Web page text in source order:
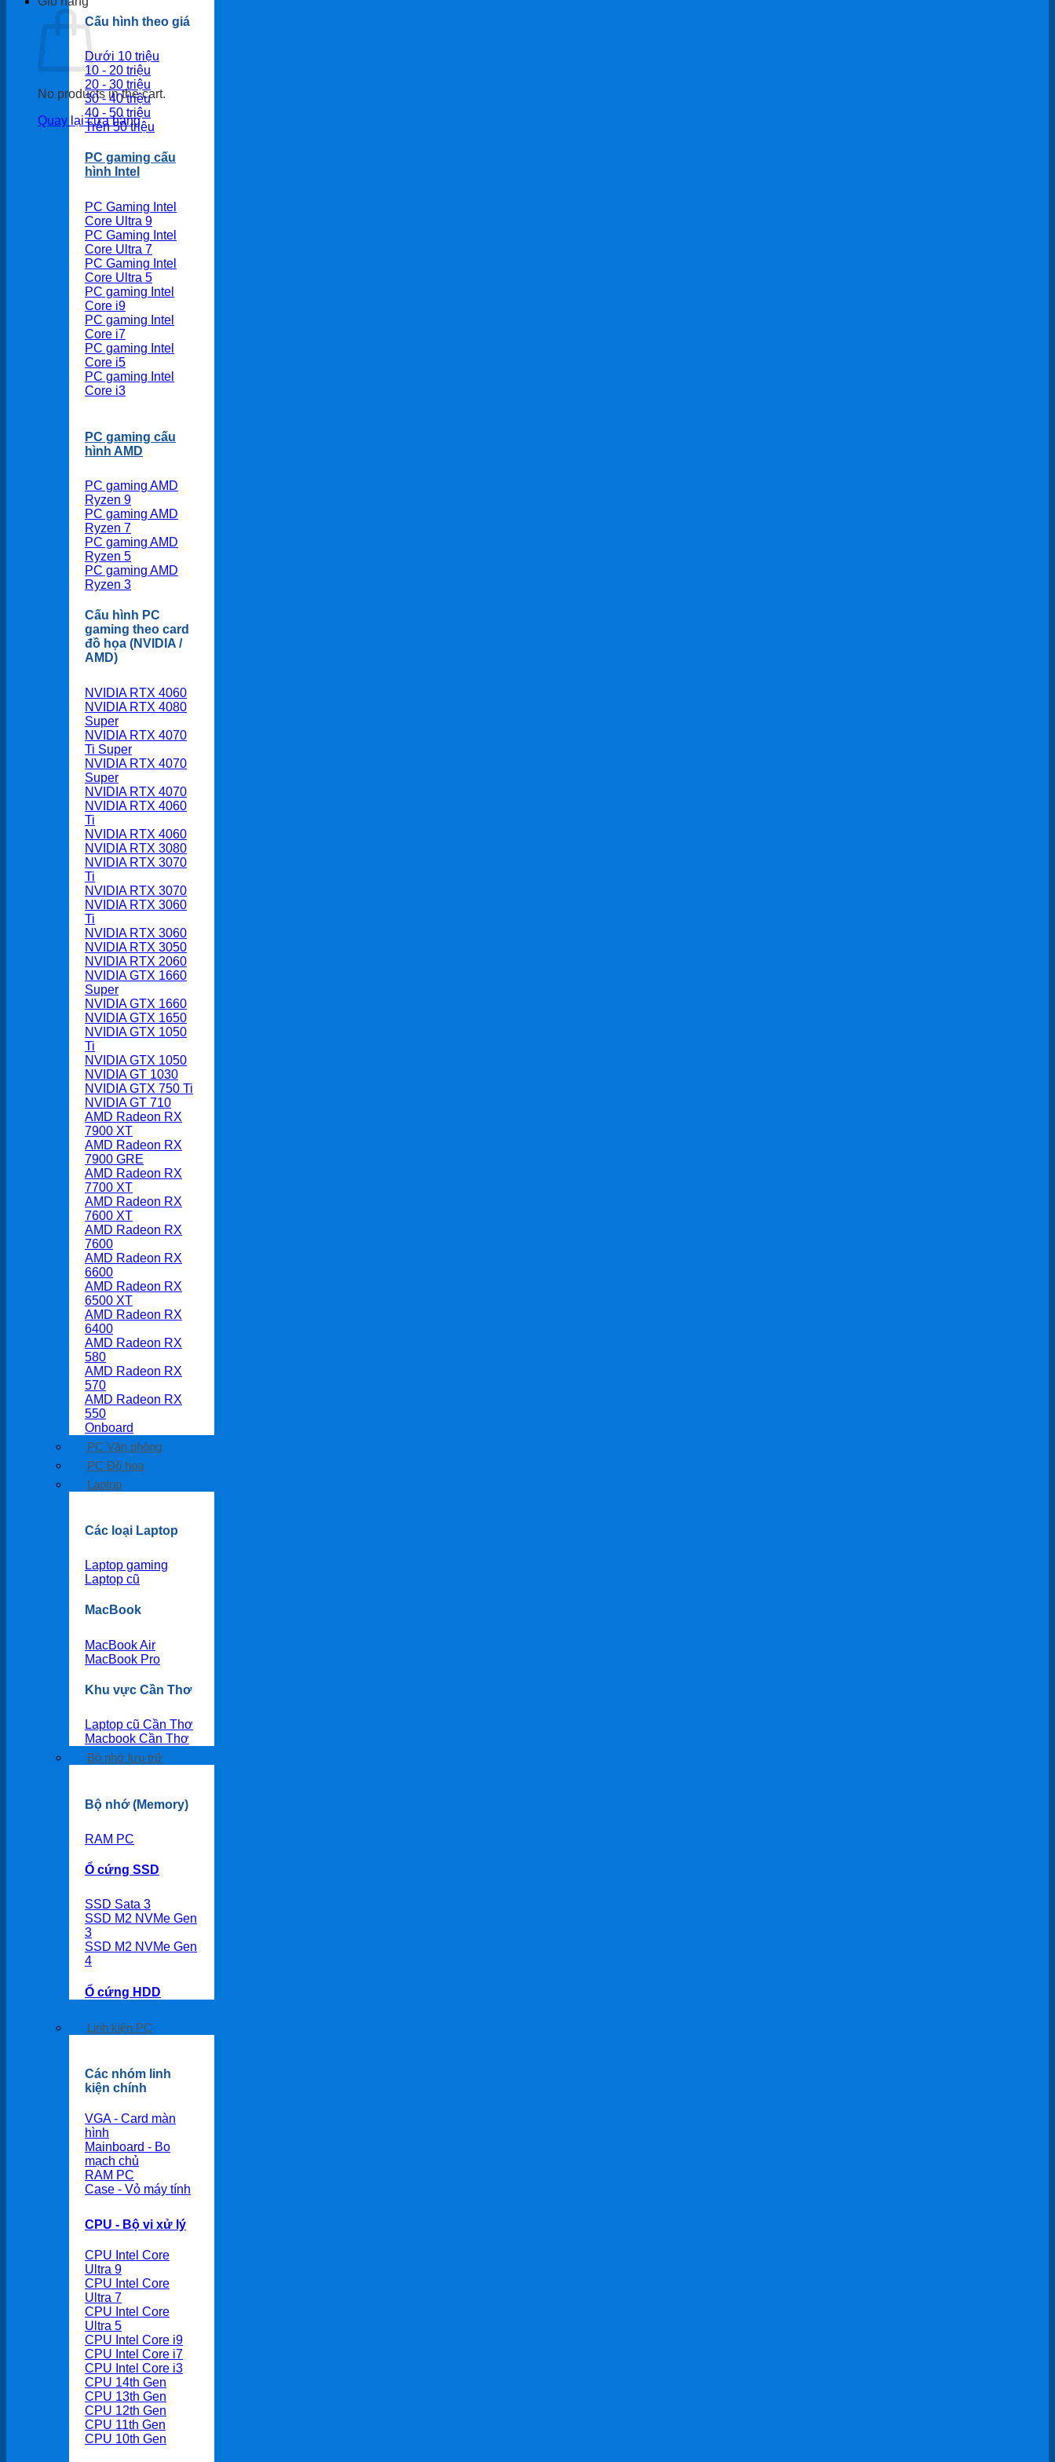
No products in the cart.
Quay lại cửa hàng
Cấu hình theo giá
Dưới 10 triệu
10 - 20 triệu
20 - 30 triệu
30 - 40 triệu
40 - 50 triệu
Trên 50 triệu
PC gaming cấu
hình Intel
PC Gaming Intel
Core Ultra 9
PC Gaming Intel
Core Ultra 7
PC Gaming Intel
Core Ultra 5
PC gaming Intel
Core i9
PC gaming Intel
Core i7
PC gaming Intel
Core i5
PC gaming Intel
Core i3
PC gaming cấu
hình AMD
PC gaming AMD
Ryzen 9
PC gaming AMD
Ryzen 7
PC gaming AMD
Ryzen 5
PC gaming AMD
Ryzen 3
Cấu hình PC
gaming theo card
đồ họa (NVIDIA /
AMD)
NVIDIA RTX 4060
NVIDIA RTX 4080
Super
NVIDIA RTX 4070
Ti Super
NVIDIA RTX 4070
Super
NVIDIA RTX 4070
NVIDIA RTX 4060
Ti
NVIDIA RTX 4060
NVIDIA RTX 3080
NVIDIA RTX 3070
Ti
NVIDIA RTX 3070
NVIDIA RTX 3060
Ti
NVIDIA RTX 3060
NVIDIA RTX 3050
NVIDIA RTX 2060
NVIDIA GTX 1660
Super
NVIDIA GTX 1660
NVIDIA GTX 1650
NVIDIA GTX 1050
Ti
NVIDIA GTX 1050
NVIDIA GT 1030
NVIDIA GTX 750 Ti
NVIDIA GT 710
AMD Radeon RX
7900 XT
AMD Radeon RX
7900 GRE
AMD Radeon RX
7700 XT
AMD Radeon RX
7600 XT
AMD Radeon RX
7600
AMD Radeon RX
6600
AMD Radeon RX
6500 XT
AMD Radeon RX
6400
AMD Radeon RX
580
AMD Radeon RX
570
AMD Radeon RX
550
Onboard
PC Văn phòng
PC Đồ họa
Laptop
Các loại Laptop
Laptop gaming
Laptop cũ
MacBook
MacBook Air
MacBook Pro
Khu vực Cần Thơ
Laptop cũ Cần Thơ
Macbook Cần Thơ
Bộ nhớ lưu trữ
Bộ nhớ (Memory)
RAM PC
Ổ cứng SSD
SSD Sata 3
SSD M2 NVMe Gen
3
SSD M2 NVMe Gen
4
Ổ cứng HDD
Linh kiện PC
Các nhóm linh
kiện chính
VGA - Card màn
hình
Mainboard - Bo
mạch chủ
RAM PC
Case - Vỏ máy tính
CPU - Bộ vi xử lý
CPU Intel Core
Ultra 9
CPU Intel Core
Ultra 7
CPU Intel Core
Ultra 5
CPU Intel Core i9
CPU Intel Core i7
CPU Intel Core i3
CPU 14th Gen
CPU 13th Gen
CPU 12th Gen
CPU 11th Gen
CPU 10th Gen